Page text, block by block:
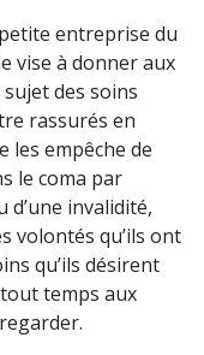
entreprise du
vise à donner aux
des soins
rassurés en
les empêche de
le coma par
d’une invalidité,
volontés qu’ils ont
qu’ils désirent
temps aux